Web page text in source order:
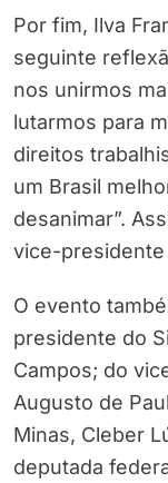
Por fim, Ilva
seguinte
nos unirmos
lutarmos para
direitos
um Brasil
desanimar”.
vice-presidente
O evento
presidente do
Campos; do
Augusto de
Minas, Cleber
deputada